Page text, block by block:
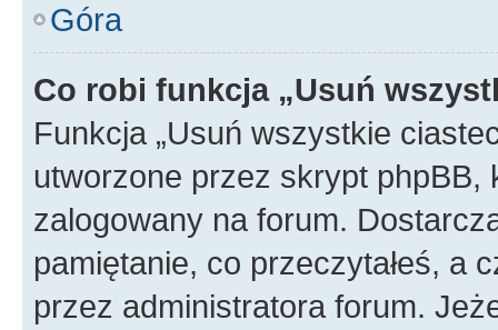
Góra
Co robi funkcja „Usuń
Funkcja „Usuń wszystkie
utworzone przez skrypt
zalogowany na forum.
pamiętanie, co przeczytałeś, a
przez administratora forum.